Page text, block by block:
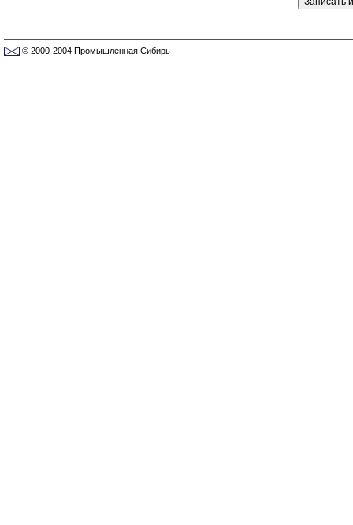
© 2000-2004 Промышленная Сибирь